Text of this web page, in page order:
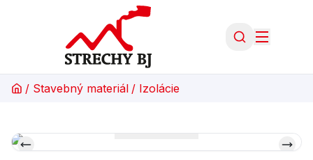
/ Stavebný materiál / Izolácie